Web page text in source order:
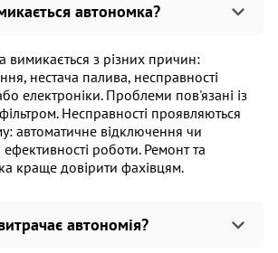
автономка?
вимикається з різних причин:
нестача палива, несправності
електроніки. Проблеми пов'язані із
Несправності проявляються
автоматичне відключення чи
роботи. Ремонт та
краще довірити фахівцям.
автономія?